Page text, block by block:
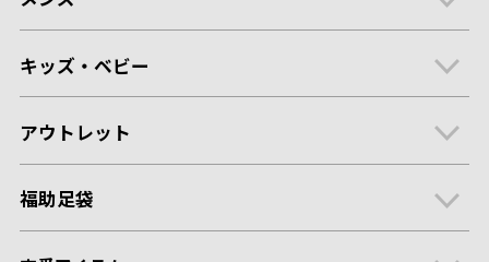
キッズ・ベビー
アウトレット
福助足袋